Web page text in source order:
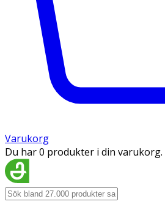
Varukorg
Du har 0 produkter i din varukorg.